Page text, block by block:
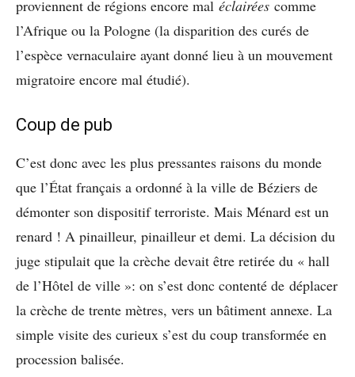
proviennent de régions encore mal éclairées comme
l’Afrique ou la Pologne (la disparition des curés de
l’espèce vernaculaire ayant donné lieu à un mouvement
migratoire encore mal étudié).
Coup de pub
C’est donc avec les plus pressantes raisons du monde
que l’État français a ordonné à la ville de Béziers de
démonter son dispositif terroriste. Mais Ménard est un
renard ! A pinailleur, pinailleur et demi. La décision du
juge stipulait que la crèche devait être retirée du « hall
de l’Hôtel de ville »: on s’est donc contenté de déplacer
la crèche de trente mètres, vers un bâtiment annexe. La
simple visite des curieux s’est du coup transformée en
procession balisée.